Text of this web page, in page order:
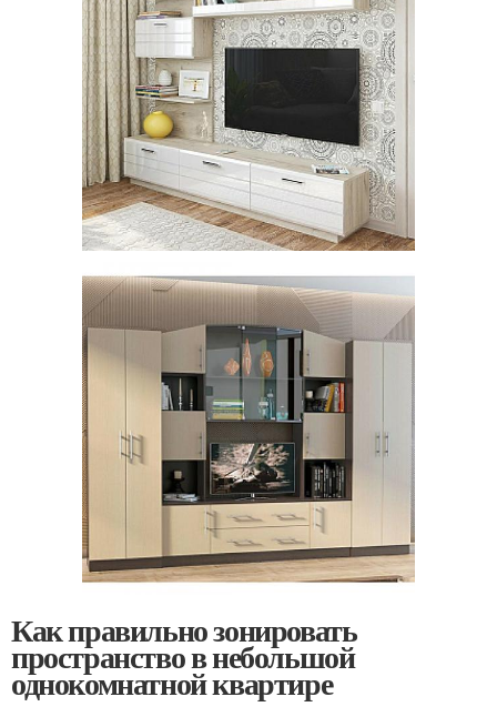
Как правильно зонировать
пространство в небольшой
однокомнатной квартире